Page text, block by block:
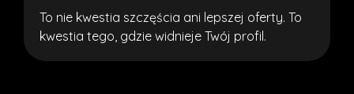
To nie kwestia szczęścia ani lepszej oferty. To
kwestia tego, gdzie widnieje Twój profil.